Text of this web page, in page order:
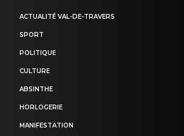
ACTUALITÉ VAL-DE-TRAVERS
SPORT
POLITIQUE
CULTURE
ABSINTHE
HORLOGERIE
MANIFESTATION